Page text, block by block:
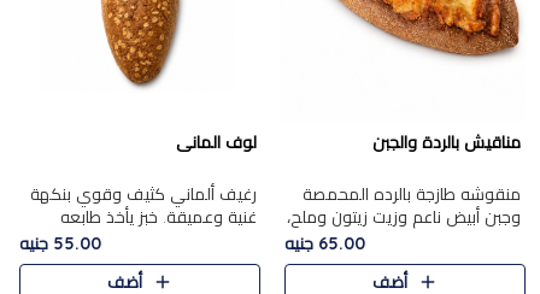
مناقيش بالردة والجبن
منقوشه طازجة بالرده المحمصة
وجبن أبيض ناعم وزيت زيتون وملح،
مباشرة من الفرن.الرده مع نعومة
الجبن فوق عجينة طازجة.
65.00 جنيه
أضف
لوف المانى
رغيف ألماني كثيف وقوي بنكهة
غنية وعميقة. خبز يأخذ طابعه
55.00 جنيه
أضف